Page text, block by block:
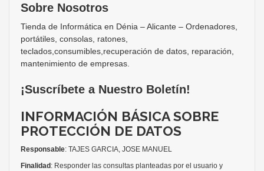
Sobre Nosotros
Tienda de Informática en Dénia – Alicante – Ordenadores,
portátiles, consolas, ratones,
teclados,consumibles,recuperación de datos, reparación,
mantenimiento de empresas.
¡Suscríbete a Nuestro Boletín!
INFORMACIÓN BÁSICA SOBRE
PROTECCIÓN DE DATOS
Responsable: TAJES GARCIA, JOSE MANUEL
Finalidad : Responder las consultas planteadas por el usuario y